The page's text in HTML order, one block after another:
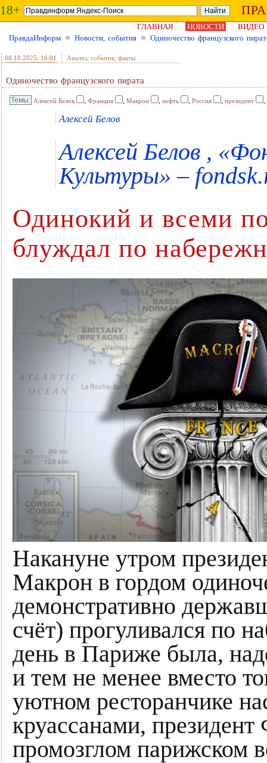
18+
ГЛАВНАЯ НОВОСТИ
ВИДЕО
ПравдаИнформ ≈ Новости, события ≈ Одиночество французского
08.10.2025 , 16:01 Анализ, события, факты
Одиночество французского пирата
Алексей Белов , Франция , Макрон , нефть , Россия , президент ,
Алексей Белов
Алексей Белов ,
Культуры» –
Одинокий и всеми
блуждал по
Накануне утром
Макрон в гордом
демонстративно
счёт) прогуливался по
день в Париже была,
и тем не менее вместо
уютном ресторанчике
круассанами,
промозглом парижском